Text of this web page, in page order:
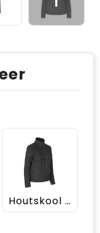
Houtskool melange